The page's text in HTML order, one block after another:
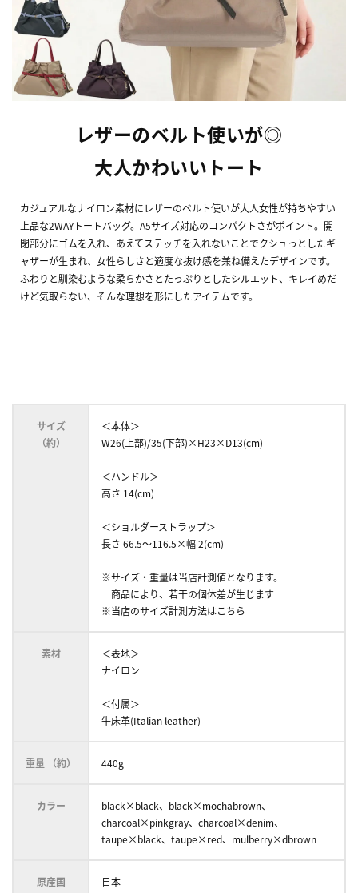
レザーのベルト使いが◎
大人かわいいトート
カジュアルなナイロン素材にレザーのベルト使いが大人女性が持ちやすい
上品な2WAYトートバッグ。A5サイズ対応のコンパクトさがポイント。開
閉部分にゴムを入れ、あえてステッチを入れないことでクシュっとしたギ
ャザーが生まれ、女性らしさと適度な抜け感を兼ね備えたデザインです。
ふわりと馴染むような柔らかさとたっぷりとしたシルエット、キレイめだ
けど気取らない、そんな理想を形にしたアイテムです。
サイズ
（約）
＜本体＞
W26(上部)/35(下部)×H23×D13(cm)
＜ハンドル＞
高さ 14(cm)
＜ショルダーストラップ＞
長さ 66.5～116.5×幅 2(cm)
※サイズ・重量は当店計測値となります。
商品により、若干の個体差が生じます
※当店のサイズ計測方法はこちら
素材
＜表地＞
ナイロン
＜付属＞
牛床革(Italian leather)
重量 （約） 440g
カラー
black×black、black×mochabrown、
charcoal×pinkgray、charcoal×denim、
taupe×black、taupe×red、mulberry×dbrown
原産国 日本